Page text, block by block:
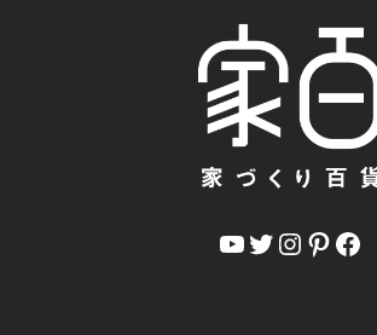
YouTube Twitter InstagramPinterest Facebook